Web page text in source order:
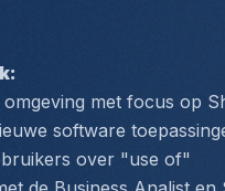
met focus op
software
over "use of"